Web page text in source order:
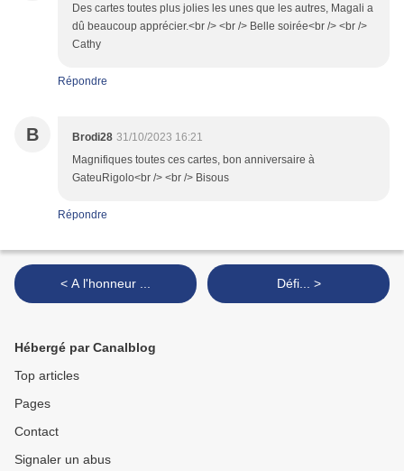
Des cartes toutes plus jolies les unes que les autres, Magali a
dû beaucoup apprécier.<br /> <br /> Belle soirée<br /> <br />
Cathy
Répondre
B Brodi28 31/10/2023 16:21
Magnifiques toutes ces cartes, bon anniversaire à
GateuRigolo<br /> <br /> Bisous
Répondre
< A l'honneur ... Défi... >
Hébergé par Canalblog
Top articles
Pages
Contact
Signaler un abus